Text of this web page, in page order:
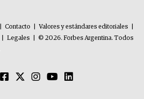
Contacto Valores y estándares editoriales
Legales
© 2026. Forbes Argentina. Todos